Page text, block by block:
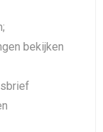
bekijken